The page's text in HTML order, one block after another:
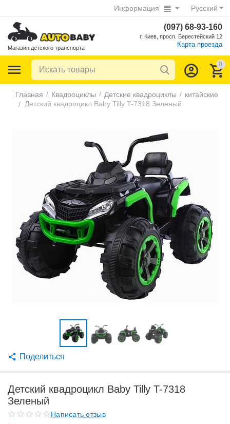
Русский
Информация
Магазин детского транспорта
(097) 68-93-160
г. Киев, просп. Берестейский 12
Карта проезда
0
Главная / Квадроциклы / Детские квадроциклы / китайские
/ Детский квадроцикл Baby Tilly T-7318 Зеленый
Поделиться
Детский квадроцикл Baby Tilly T-7318
Зеленый
Написать отзыв